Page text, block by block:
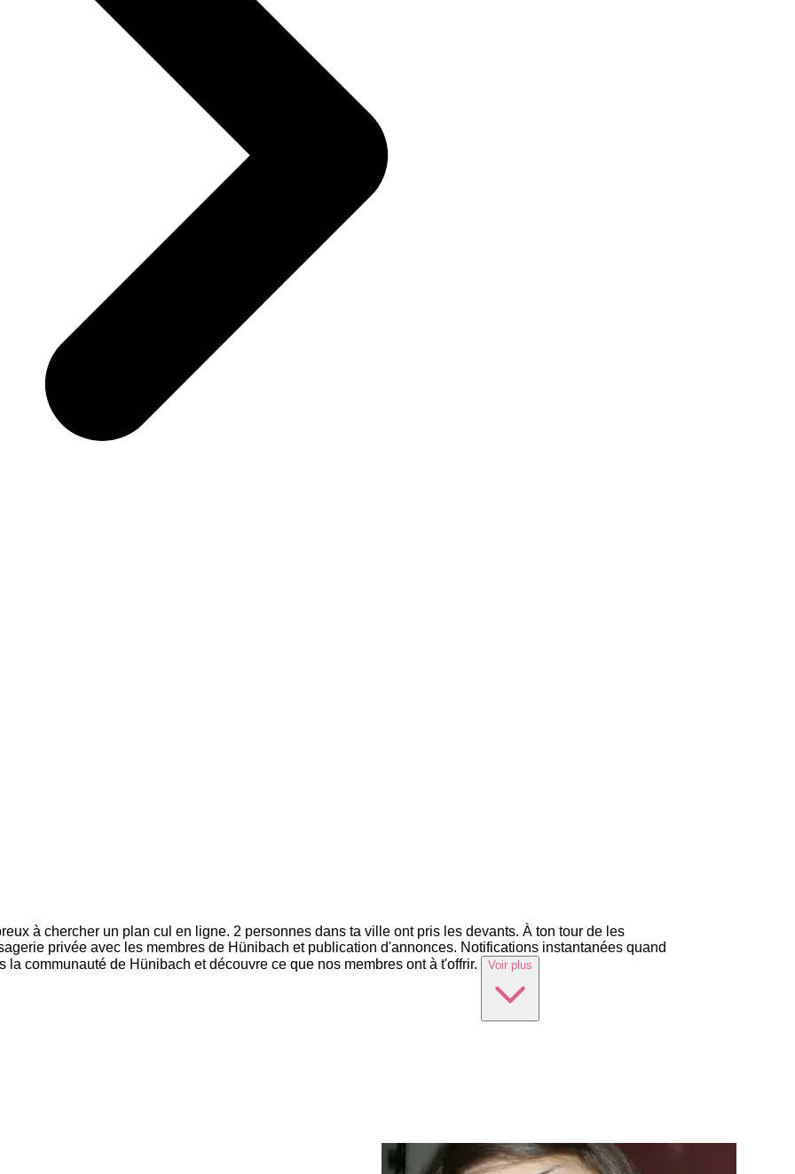
à chercher un plan cul en ligne. 2 personnes dans ta ville ont pris les devants. À ton tour de les
privée avec les membres de Hünibach et publication d'annonces. Notifications instantanées quand
communauté de Hünibach et découvre ce que nos membres ont à t'offrir.
Voir plus